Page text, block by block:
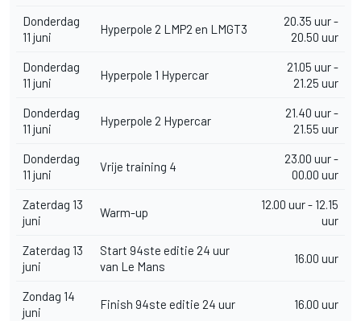
Donderdag
11 juni
Hyperpole 2 LMP2 en LMGT3
20.35 uur -
20.50 uur
Donderdag
11 juni
Hyperpole 1 Hypercar
21.05 uur -
21.25 uur
Donderdag
11 juni
Hyperpole 2 Hypercar
21.40 uur -
21.55 uur
Donderdag
11 juni
Vrije training 4
23.00 uur -
00.00 uur
Zaterdag 13
juni
Warm-up
12.00 uur - 12.15
uur
Zaterdag 13
juni
Start 94ste editie 24 uur
van Le Mans
16.00 uur
Zondag 14
juni
Finish 94ste editie 24 uur 16.00 uur